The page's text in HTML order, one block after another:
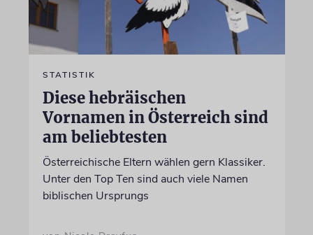
STATISTIK
Diese hebräischen
Vornamen in Österreich sind
am beliebtesten
Österreichische Eltern wählen gern Klassiker.
Unter den Top Ten sind auch viele Namen
biblischen Ursprungs